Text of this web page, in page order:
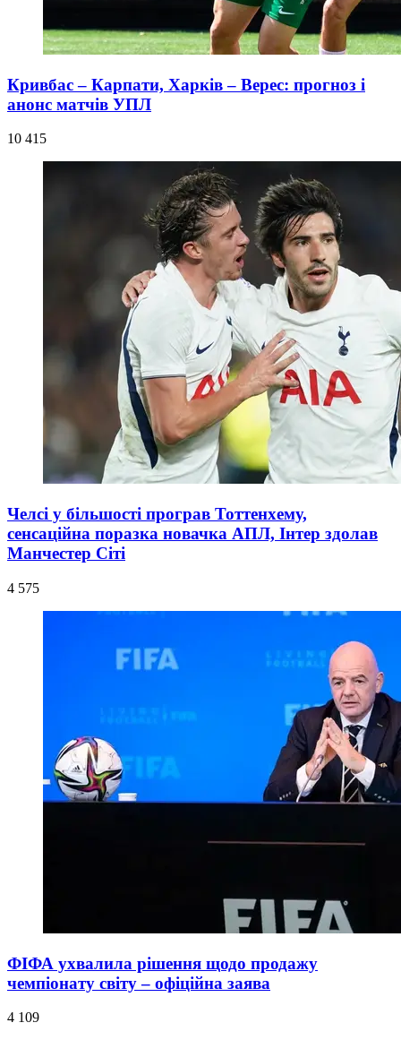
Кривбас – Карпати, Харків – Верес: прогноз і
анонс матчів УПЛ
10 415
Челсі у більшості програв Тоттенхему,
сенсаційна поразка новачка АПЛ, Інтер здолав
Манчестер Сіті
4 575
ФІФА ухвалила рішення щодо продажу
чемпіонату світу – офіційна заява
4 109